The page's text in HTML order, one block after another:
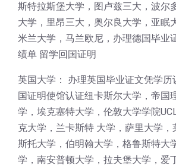
斯特拉斯堡大学，图卢兹三大，波尔
大学，里昂三大，奥尔良大学，亚眠
米兰大学，马兰欧尼，办理德国毕业
绩单 留学回国证明
英国大学： 办理英国毕业证文凭学历
国证明使馆认证纽卡斯尔大学，帝国
学，埃克塞特大学，伦敦大学学院
克大学，兰卡斯特 大学，萨里大学，
斯托大学，伯明翰大学，格鲁斯特大
学，南安普顿大学，拉夫堡大学，爱